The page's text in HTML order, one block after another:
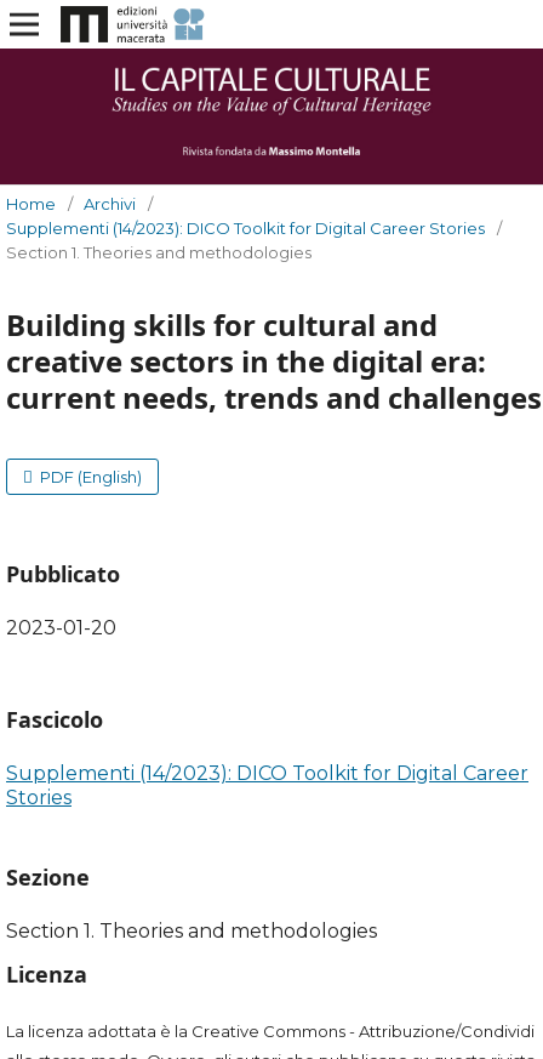
Home / Archivi
/
Supplementi (14/2023): DICO Toolkit for Digital Career Stories
/
Section 1. Theories and methodologies
Building skills for cultural and
creative sectors in the digital era:
current needs, trends and challenges
PDF (English)
Pubblicato
2023-01-20
Fascicolo
Supplementi (14/2023): DICO Toolkit for Digital Career
Stories
Sezione
Section 1. Theories and methodologies
Licenza
La licenza adottata è la Creative Commons - Attribuzione/Condividi